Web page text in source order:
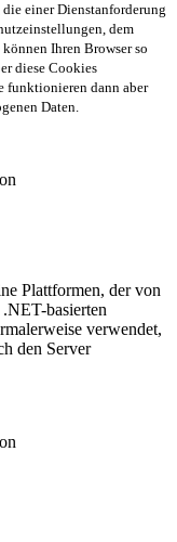
einer Dienstanforderung
dem
Ihren Browser so
diese Cookies
funktionieren dann aber
Daten.
Plattformen, der von
basierten
verwendet,
den Server